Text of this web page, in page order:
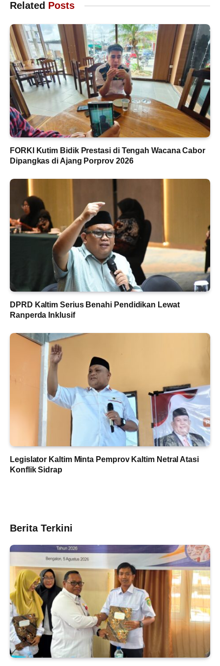
Related Posts
FORKI Kutim Bidik Prestasi di Tengah Wacana Cabor
Dipangkas di Ajang Porprov 2026
DPRD Kaltim Serius Benahi Pendidikan Lewat
Ranperda Inklusif
Legislator Kaltim Minta Pemprov Kaltim Netral Atasi
Konflik Sidrap
Berita Terkini